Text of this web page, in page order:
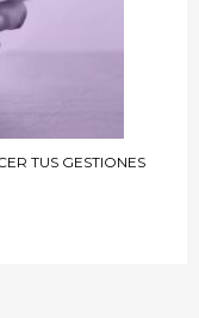
TUS GESTIONES